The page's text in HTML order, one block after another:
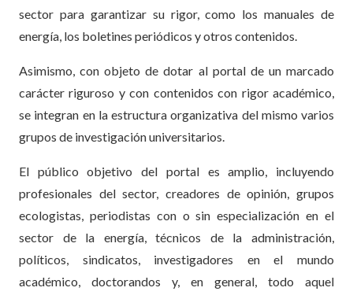
sector para garantizar su rigor, como los manuales de
energía, los boletines periódicos y otros contenidos.
Asimismo, con objeto de dotar al portal de un marcado
carácter riguroso y con contenidos con rigor académico,
se integran en la estructura organizativa del mismo varios
grupos de investigación universitarios.
El público objetivo del portal es amplio, incluyendo
profesionales del sector, creadores de opinión, grupos
ecologistas, periodistas con o sin especialización en el
sector de la energía, técnicos de la administración,
políticos, sindicatos, investigadores en el mundo
académico, doctorandos y, en general, todo aquel